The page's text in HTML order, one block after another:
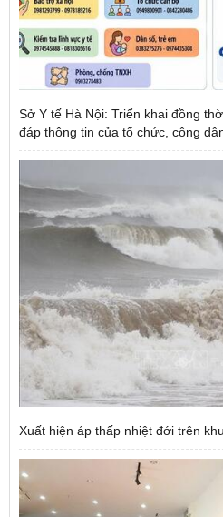
Sở Y tế Hà Nội: Triển khai đồng
đáp thông tin của tổ chức, công
Xuất hiện áp thấp nhiệt đới trên